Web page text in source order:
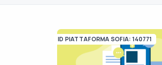
ID PIATTAFORMA SOFIA: 140771